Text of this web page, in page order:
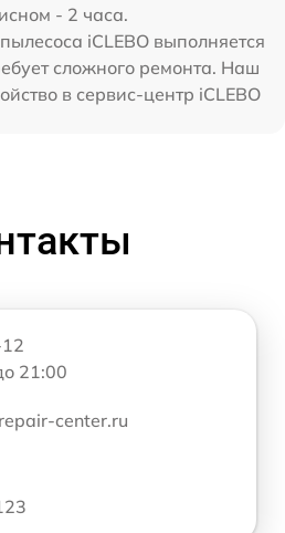
- 2 часа.
iCLEBO выполняется
сложного ремонта. Наш
в сервис-центр iCLEBO
21:00
center.ru